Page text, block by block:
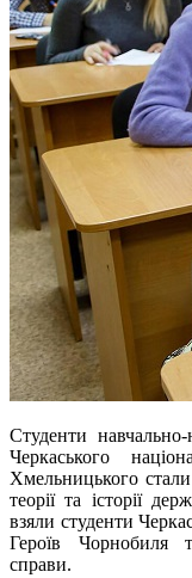
Студенти навчально-
Черкаського
Хмельницького
теорії та історії
взяли студенти
Героїв Чорнобиля
справи.